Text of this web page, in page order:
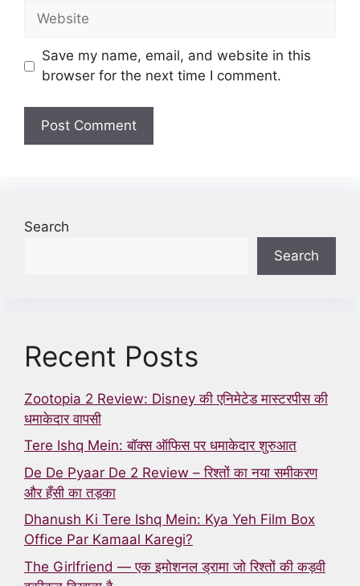
Website
Save my name, email, and website in this
browser for the next time I comment.
Search
Search
Recent Posts
Zootopia 2 Review: Disney की एनिमेटेड मास्टरपीस की
धमाकेदार वापसी
Tere Ishq Mein: बॉक्स ऑफिस पर धमाकेदार शुरुआत
De De Pyaar De 2 Review – रिश्तों का नया समीकरण
और हँसी का तड़का
Dhanush Ki Tere Ishq Mein: Kya Yeh Film Box
Office Par Kamaal Karegi?
The Girlfriend — एक इमोशनल ड्रामा जो रिश्तों की कड़वी